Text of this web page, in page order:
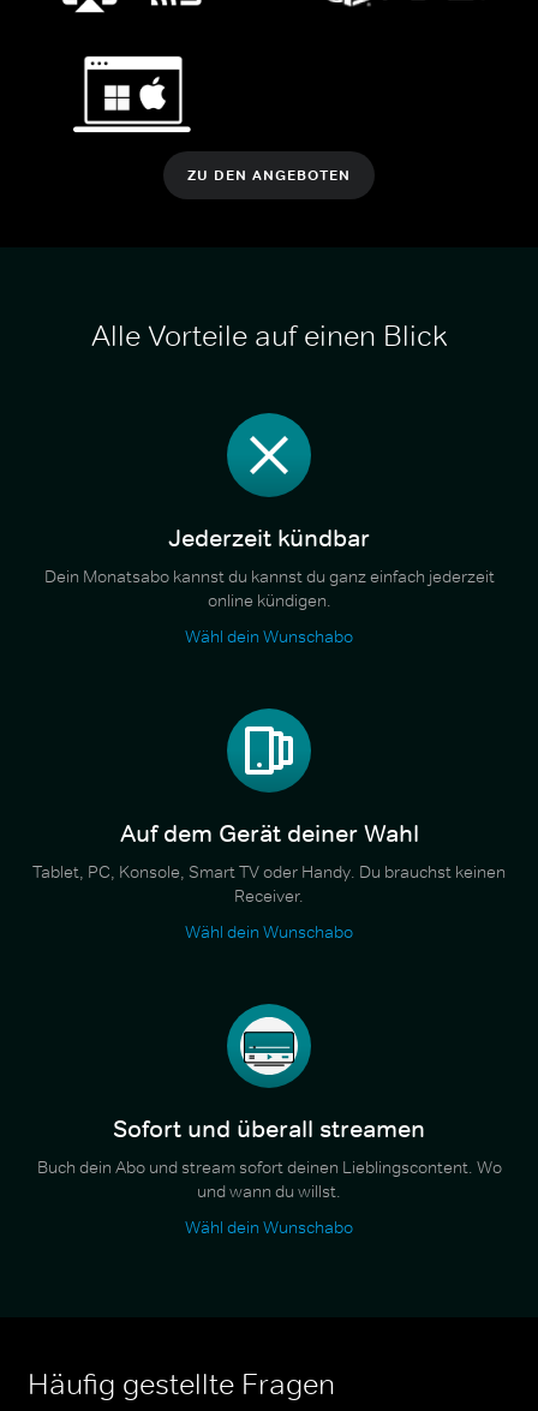
ZU DEN ANGEBOTEN
Alle Vorteile auf einen Blick
Jederzeit kündbar
Dein Monatsabo kannst du kannst du ganz einfach jederzeit
online kündigen.
Wähl dein Wunschabo
Auf dem Gerät deiner Wahl
Tablet, PC, Konsole, Smart TV oder Handy. Du brauchst keinen
Receiver.
Wähl dein Wunschabo
Sofort und überall streamen
Buch dein Abo und stream sofort deinen Lieblingscontent. Wo
und wann du willst.
Wähl dein Wunschabo
Häufig gestellte Fragen